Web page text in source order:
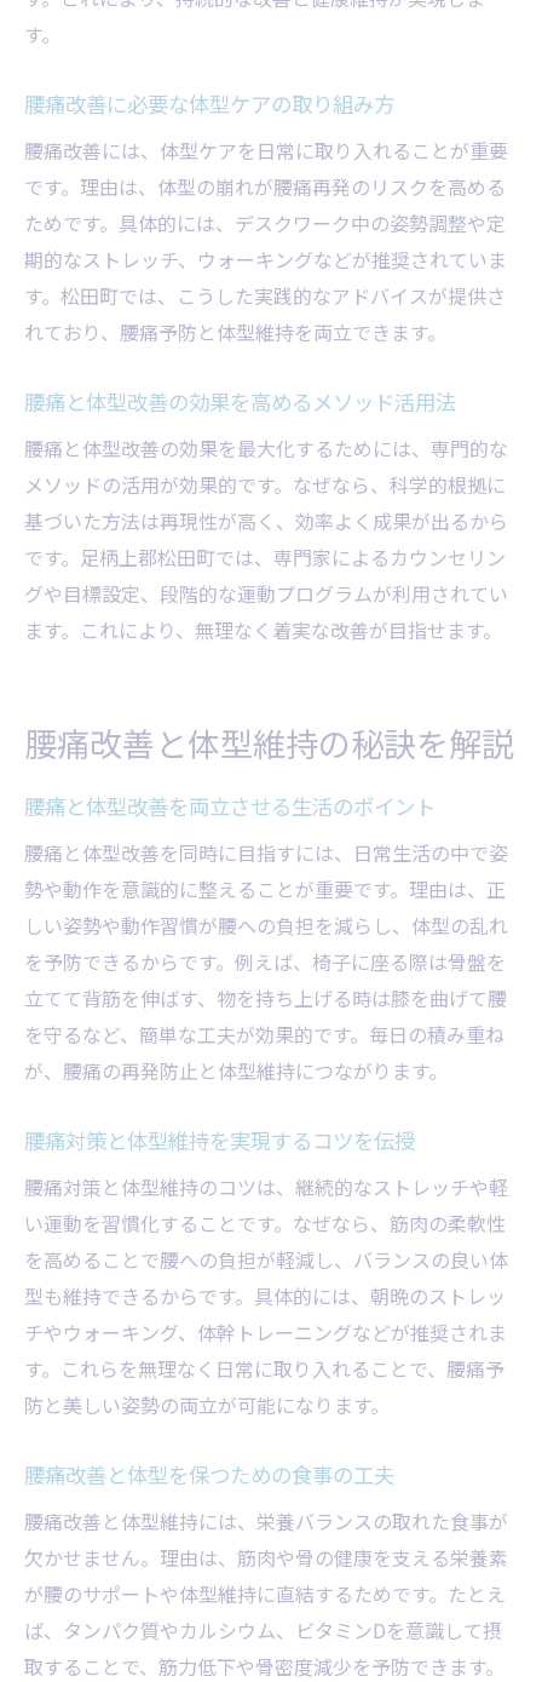
す。
腰痛改善に必要な体型ケアの取り組み方
腰痛改善には、体型ケアを日常に取り入れることが重要
です。理由は、体型の崩れが腰痛再発のリスクを高める
ためです。具体的には、デスクワーク中の姿勢調整や定
期的なストレッチ、ウォーキングなどが推奨されていま
す。松田町では、こうした実践的なアドバイスが提供さ
れており、腰痛予防と体型維持を両立できます。
腰痛と体型改善の効果を高めるメソッド活用法
腰痛と体型改善の効果を最大化するためには、専門的な
メソッドの活用が効果的です。なぜなら、科学的根拠に
基づいた方法は再現性が高く、効率よく成果が出るから
です。足柄上郡松田町では、専門家によるカウンセリン
グや目標設定、段階的な運動プログラムが利用されてい
ます。これにより、無理なく着実な改善が目指せます。
腰痛改善と体型維持の秘訣を解説
腰痛と体型改善を両立させる生活のポイント
腰痛と体型改善を同時に目指すには、日常生活の中で姿
勢や動作を意識的に整えることが重要です。理由は、正
しい姿勢や動作習慣が腰への負担を減らし、体型の乱れ
を予防できるからです。例えば、椅子に座る際は骨盤を
立てて背筋を伸ばす、物を持ち上げる時は膝を曲げて腰
を守るなど、簡単な工夫が効果的です。毎日の積み重ね
が、腰痛の再発防止と体型維持につながります。
腰痛対策と体型維持を実現するコツを伝授
腰痛対策と体型維持のコツは、継続的なストレッチや軽
い運動を習慣化することです。なぜなら、筋肉の柔軟性
を高めることで腰への負担が軽減し、バランスの良い体
型も維持できるからです。具体的には、朝晩のストレッ
チやウォーキング、体幹トレーニングなどが推奨されま
す。これらを無理なく日常に取り入れることで、腰痛予
防と美しい姿勢の両立が可能になります。
腰痛改善と体型を保つための食事の工夫
腰痛改善と体型維持には、栄養バランスの取れた食事が
欠かせません。理由は、筋肉や骨の健康を支える栄養素
が腰のサポートや体型維持に直結するためです。たとえ
ば、タンパク質やカルシウム、ビタミンDを意識して摂
取することで、筋力低下や骨密度減少を予防できます。